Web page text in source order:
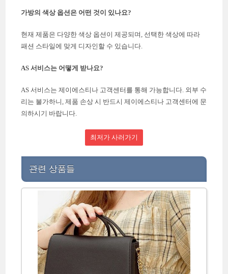
가방의 색상 옵션은 어떤 것이 있나요?
현재 제품은 다양한 색상 옵션이 제공되며, 선택한 색상에 따라
패션 스타일에 맞게 디자인할 수 있습니다.
AS 서비스는 어떻게 받나요?
AS 서비스는 제이에스티나 고객센터를 통해 가능합니다. 외부 수
리는 불가하니, 제품 손상 시 반드시 제이에스티나 고객센터에 문
의하시기 바랍니다.
최저가 사러가기
관련 상품들